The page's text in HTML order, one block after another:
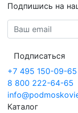
Подпишись на
Подписаться
+7 495 150-09-65
8 800 222-64-65
Каталог